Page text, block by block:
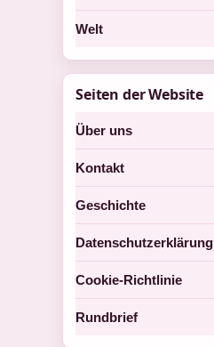
Welt
Seiten der Website
Über uns
Kontakt
Geschichte
Datenschutzerklärung
Cookie-Richtlinie
Rundbrief